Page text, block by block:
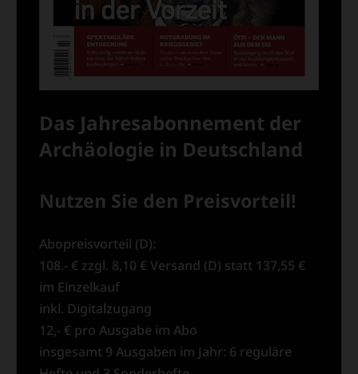
Das Jahresabonnement der
Archäologie in Deutschland
Nutzen Sie den Preisvorteil!
Abopreisvorteil (D):
108.- € zzgl. 8,10 € Versand (D) statt 137,55 €
im Einzelkauf
inkl. Digitalzugang
12,- € pro Ausgabe im Abo
insgesamt 9 Ausgaben im Jahr: 6 reguläre